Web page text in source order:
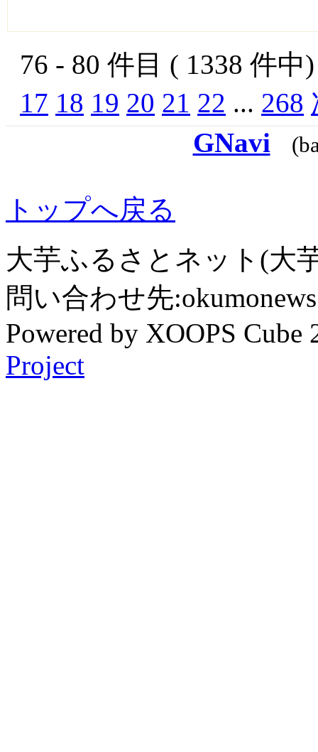
76 - 80 件目 ( 1338 件
17 18 19 20 21 22 ... 268
GNavi
トップへ戻る
大芋ふるさとネット(大
問い合わせ先
Powered by XOOPS
Project